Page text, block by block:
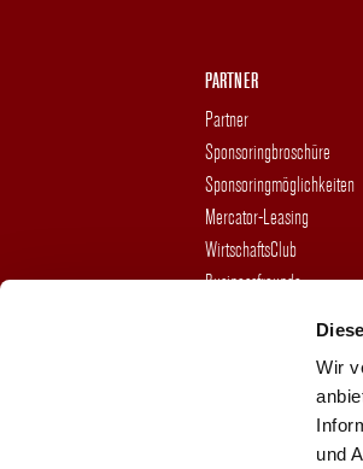
Wir
und
PARTNER
Partner
Sponsoringbroschüre
Sponsoringmöglichkeiten
Mercator-Leasing
WirtschaftsClub
Businessfreunde